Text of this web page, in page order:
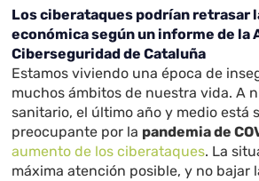
Los ciberataques podrían retrasar
económica según un informe de la
Ciberseguridad de Cataluña
Estamos viviendo una época de
muchos ámbitos de nuestra vida. A
sanitario, el último año y medio está
preocupante por la pandemia de
aumento de los ciberataques. La
máxima atención posible, y no bajar